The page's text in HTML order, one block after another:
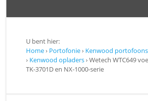
U bent hier:
Home› Portofonie› Kenwood
› Kenwood opladers› Wetech WTC649
TK-3701D en NX-1000-serie